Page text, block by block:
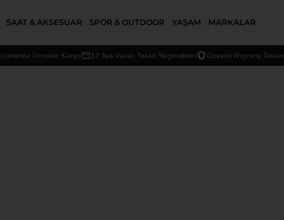
SAAT & AKSESUAR SPOR & OUTDOOR YAŞAM MARKALAR
Ücretsiz Kargo 12 Aya Varan Taksit Seçenekleri Güvenli Alışveriş Garantisi